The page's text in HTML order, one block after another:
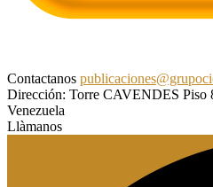
Contactanos
Dirección: Torre CAVENDES Piso
Venezuela
Llàmanos